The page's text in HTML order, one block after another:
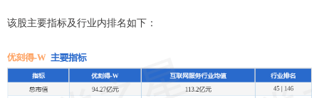
该股主要指标及行业内排名如下：